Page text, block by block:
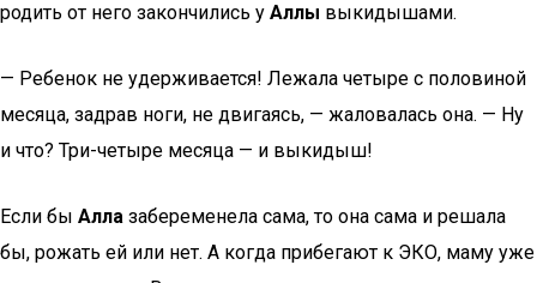
родить от него закончились у Аллы выкидышами.
— Ребенок не удерживается! Лежала четыре с половиной
месяца, задрав ноги, не двигаясь, — жаловалась она. — Ну
и что? Три-четыре месяца — и выкидыш!
Если бы Алла забеременела сама, то она сама и решала
бы, рожать ей или нет. А когда прибегают к ЭКО, маму уже